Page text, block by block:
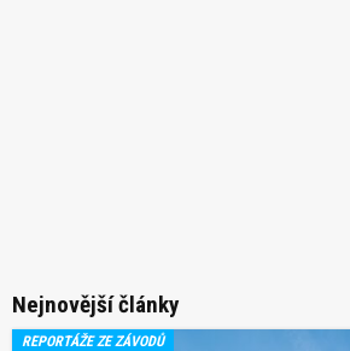
Nejnovější články
REPORTÁŽE ZE ZÁVODŮ